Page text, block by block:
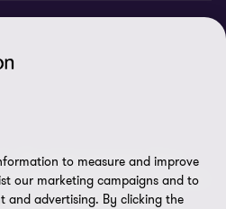
– Все права защищены. Член
Все ссылки на Grant Thornton
ведут свою деятельность
to measure and improve
our marketing campaigns and to
and advertising. By clicking the